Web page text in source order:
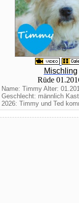
Mischling
Rüde
Name: Timmy Alter:
Geschlecht: männlich
2026: Timmy und Ted